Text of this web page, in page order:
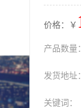
价格：￥
产品数量：
发货地址：
关键词：